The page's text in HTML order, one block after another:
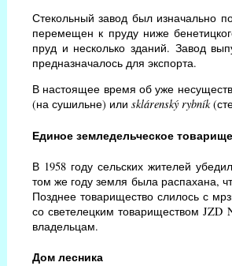
Стекольный завод был изначально
перемещен к пруду ниже
пруд и несколько зданий. Завод
предназначалось для экспорта.
В настоящее время об уже
(на сушильне) или sklárenský rybník
Единое земледельческое
В 1958 году сельских жителей
том же году земля была распахана,
Позднее товарищество слилось с
со светелецким товариществом JZD
владельцам.
Дом лесника